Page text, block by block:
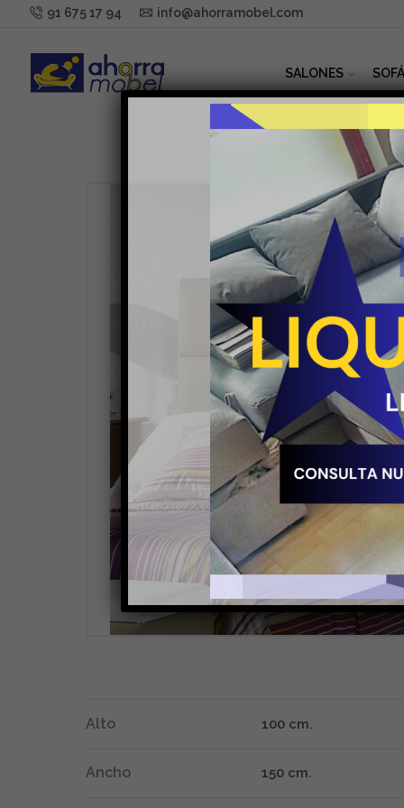
91 675 17 94 info@ahorramobel.com
SALONES
Alto 100 cm.
Ancho 150 cm.